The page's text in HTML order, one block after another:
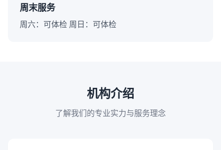
周末服务
周六：可体检 周日：可体检
机构介绍
了解我们的专业实力与服务理念